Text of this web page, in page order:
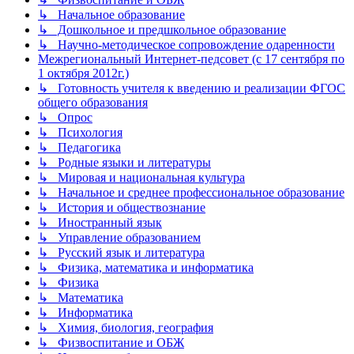
↳ Начальное образование
↳ Дошкольное и предшкольное образование
↳ Научно-методическое сопровождение одаренности
Межрегиональный Интернет-педсовет (с 17 сентября по
1 октября 2012г.)
↳ Готовность учителя к введению и реализации ФГОС
общего образования
↳ Опрос
↳ Психология
↳ Педагогика
↳ Родные языки и литературы
↳ Мировая и национальная культура
↳ Начальное и среднее профессиональное образование
↳ История и обществознание
↳ Иностранный язык
↳ Управление образованием
↳ Русский язык и литература
↳ Физика, математика и информатика
↳ Физика
↳ Математика
↳ Информатика
↳ Химия, биология, география
↳ Физвоспитание и ОБЖ